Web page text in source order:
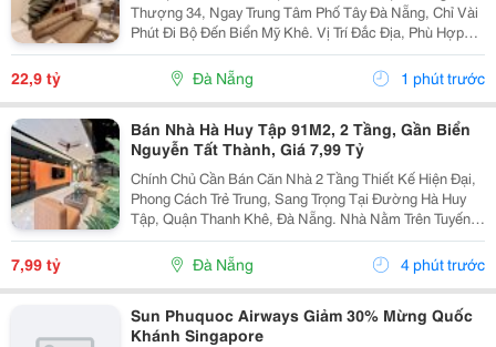
Thượng 34, Ngay Trung Tâm Phố Tây Đà Nẵng, Chỉ Vài
Phút Đi Bộ Đến Biển Mỹ Khê. Vị Trí Đắc Địa, Phù Hợp
Kinh Doanh, Đầu Tư Hoặc An Cư Lâu Dài, Đón Đầu
Tiềm Năng Phát Triển Mạnh Của Du Lịch Biển. Thông...
22,9 tỷ Đà Nẵng 1 phút trước
Bán Nhà Hà Huy Tập 91M2, 2 Tầng, Gần Biển
Nguyễn Tất Thành, Giá 7,99 Tỷ
Chính Chủ Cần Bán Căn Nhà 2 Tầng Thiết Kế Hiện Đại,
Phong Cách Trẻ Trung, Sang Trọng Tại Đường Hà Huy
Tập, Quận Thanh Khê, Đà Nẵng. Nhà Nằm Trên Tuyến
Đường Quy Hoạch 5M, Lề 3M, Khu Dân Cư Văn Minh,
An Ninh, Thuận Tiện An Cư Và Đầu Tư. Thông Tin Nổi...
7,99 tỷ Đà Nẵng 4 phút trước
Sun Phuquoc Airways Giảm 30% Mừng Quốc
Khánh Singapore